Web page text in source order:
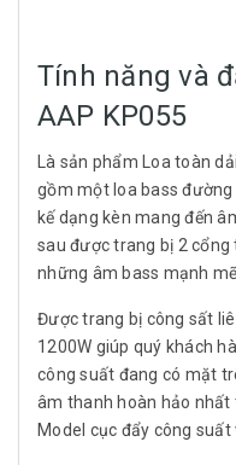
Tính năng và
AAP KP055
Là sản phẩm Loa toàn
gồm một loa bass
kế dạng kèn mang đến
sau được trang bị 2
những âm bass mạnh
Được trang bị công sất
1200W giúp quý khách
công suất đang có mặt
âm thanh hoàn hảo nhất
Model cục đẩy công suất